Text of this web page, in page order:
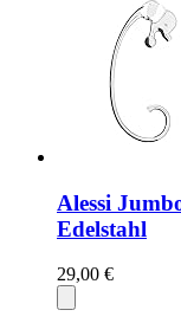
Alessi
Edelstahl
29,00 €